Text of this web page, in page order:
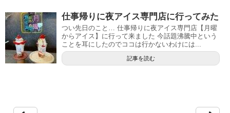
仕事帰りに夜アイス専門店に行ってみた
つい先日のこと… 仕事帰りに夜アイス専門店【月曜
からアイス】に行って来ました 今話題沸騰中という
ことを耳にしたのでココは行かないわけには...
記事を読む